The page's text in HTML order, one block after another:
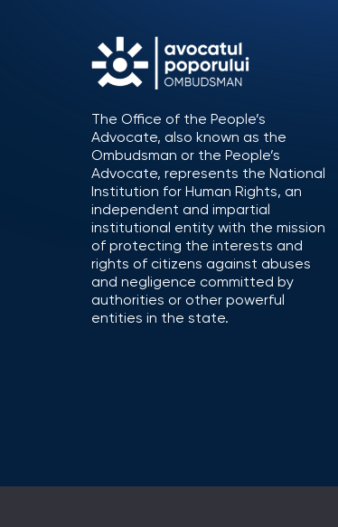
The Office of the People’s
Advocate, also known as the
Ombudsman or the People’s
Advocate, represents the National
Institution for Human Rights, an
independent and impartial
institutional entity with the mission
of protecting the interests and
rights of citizens against abuses
and negligence committed by
authorities or other powerful
entities in the state.